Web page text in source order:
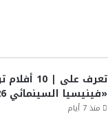
تعرف على |
«فينيسيا السينمائي 2026»
منذ 7 أيام